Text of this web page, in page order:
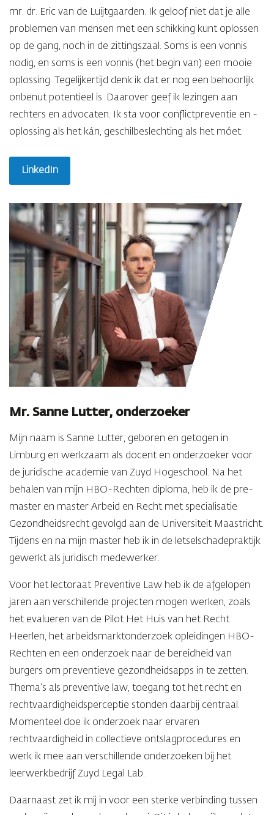
mr. dr. Eric van de Luijtgaarden. Ik geloof niet dat je alle
problemen van mensen met een schikking kunt oplossen
op de gang, noch in de zittingszaal. Soms is een vonnis
nodig, en soms is een vonnis (het begin van) een mooie
oplossing. Tegelijkertijd denk ik dat er nog een behoorlijk
onbenut potentieel is. Daarover geef ik lezingen aan
rechters en advocaten. Ik sta voor conflictpreventie en -
oplossing als het kán, geschilbeslechting als het móet.
LinkedIn
Mr. Sanne Lutter, onderzoeker
Mijn naam is Sanne Lutter, geboren en getogen in
Limburg en werkzaam als docent en onderzoeker voor
de juridische academie van Zuyd Hogeschool. Na het
behalen van mijn HBO-Rechten diploma, heb ik de pre-
master en master Arbeid en Recht met specialisatie
Gezondheidsrecht gevolgd aan de Universiteit Maastricht.
Tijdens en na mijn master heb ik in de letselschadepraktijk
gewerkt als juridisch medewerker.
Voor het lectoraat Preventive Law heb ik de afgelopen
jaren aan verschillende projecten mogen werken, zoals
het evalueren van de Pilot Het Huis van het Recht
Heerlen, het arbeidsmarktonderzoek opleidingen HBO-
Rechten en een onderzoek naar de bereidheid van
burgers om preventieve gezondheidsapps in te zetten.
Thema’s als preventive law, toegang tot het recht en
rechtvaardigheidsperceptie stonden daarbij centraal.
Momenteel doe ik onderzoek naar ervaren
rechtvaardigheid in collectieve ontslagprocedures en
werk ik mee aan verschillende onderzoeken bij het
leerwerkbedrijf Zuyd Legal Lab.
Daarnaast zet ik mij in voor een sterke verbinding tussen